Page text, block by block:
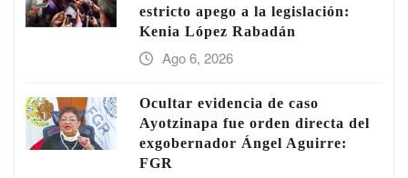
estricto apego a la legislación:
Kenia López Rabadán
Ago 6, 2026
Ocultar evidencia de caso
Ayotzinapa fue orden directa del
exgobernador Ángel Aguirre:
FGR